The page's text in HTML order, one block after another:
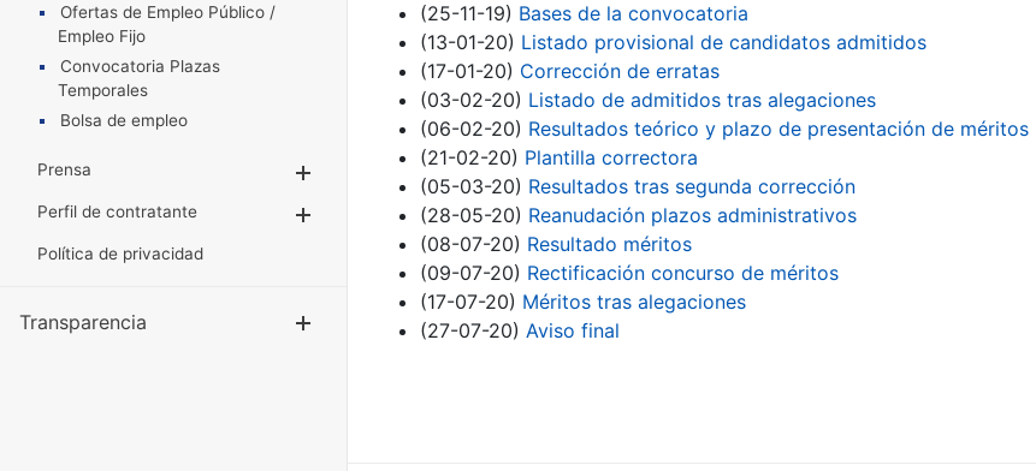
Ofertas de Empleo Público /
Empleo Fijo
Convocatoria Plazas
Temporales
Bolsa de empleo
Prensa
Mostrar/Ocultar
Perfil de contratante
Mostrar/Ocultar
Política de privacidad
Transparencia Mostrar/Ocultar
(25-11-19) Bases de la convocatoria
(13-01-20) Listado provisional de candidatos admitidos
(17-01-20) Corrección de erratas
(03-02-20) Listado de admitidos tras alegaciones
(06-02-20) Resultados teórico y plazo de presentación de méritos
(21-02-20) Plantilla correctora
(05-03-20) Resultados tras segunda corrección
(28-05-20) Reanudación plazos administrativos
(08-07-20) Resultado méritos
(09-07-20) Rectificación concurso de méritos
(17-07-20) Méritos tras alegaciones
(27-07-20) Aviso final